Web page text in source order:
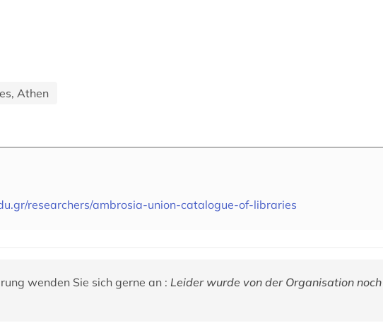
Athen
researchers/ambrosia-union-catalogue-of-libraries
wenden Sie sich gerne an : Leider wurde von der Organisation